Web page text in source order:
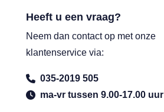
Heeft u een vraag?
Neem dan contact op met onze
klantenservice via:
035-2019 505
ma-vr tussen 9.00-17.00 uur